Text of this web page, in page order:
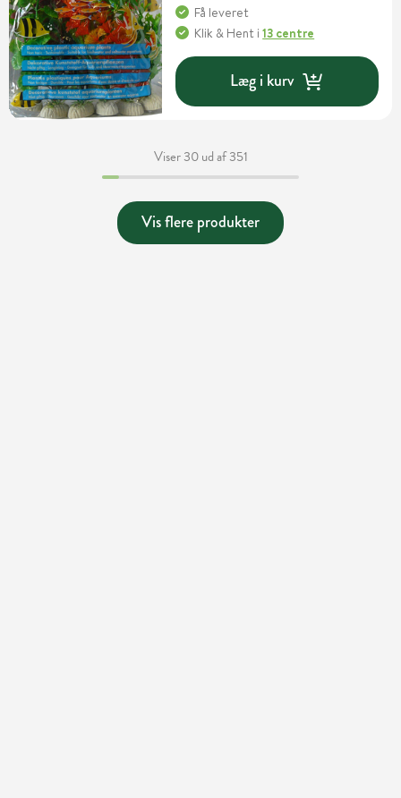
Få leveret
Klik & Hent i13 centre
Læg i kurv
Viser 30 ud af 351
Vis flere produkter